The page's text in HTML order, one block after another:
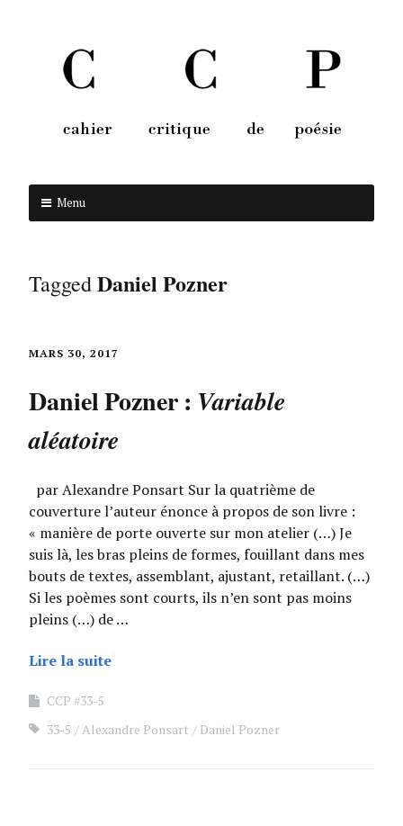
Menu
TaggedDaniel Pozner
MARS 30, 2017
Daniel Pozner : Variable
aléatoire
par Alexandre Ponsart Sur la quatrième de
couverture l’auteur énonce à propos de son livre :
« manière de porte ouverte sur mon atelier (…) Je
suis là, les bras pleins de formes, fouillant dans mes
bouts de textes, assemblant, ajustant, retaillant. (…)
Si les poèmes sont courts, ils n’en sont pas moins
pleins (…) de …
Lire la suite
CCP #33-5
33-5
Alexandre Ponsart Daniel Pozner